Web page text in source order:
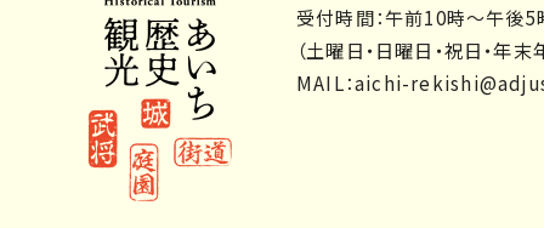
受付時間：午前10時～午後5
（土曜日・日曜日・祝日・年末
MAIL：aichi-